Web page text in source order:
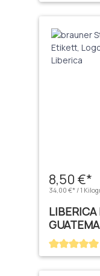
8,50 €*
34,00 €* / 1
LIBERICA